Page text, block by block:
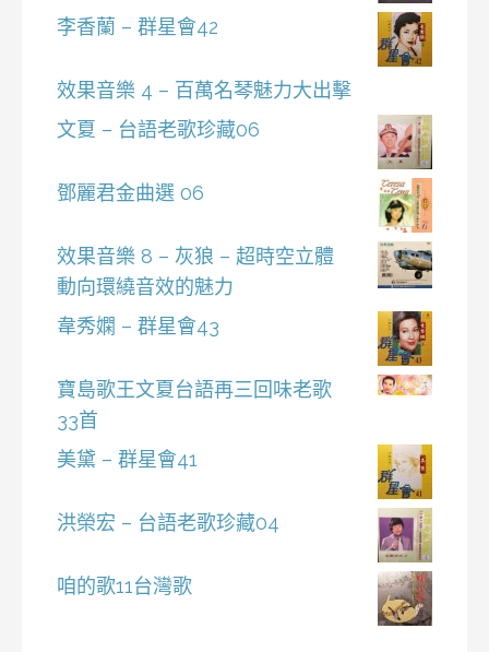
李香蘭 – 群星會42
效果音樂 4 – 百萬名琴魅力大出擊
文夏 – 台語老歌珍藏06
鄧麗君金曲選 06
效果音樂 8 – 灰狼 – 超時空立體
動向環繞音效的魅力
韋秀嫻 – 群星會43
寶島歌王文夏台語再三回味老歌
33首
美黛 – 群星會41
洪榮宏 – 台語老歌珍藏04
咱的歌11台灣歌